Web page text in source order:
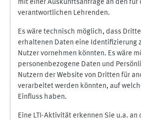
mit einer Auskunftsanfrage an den für
verantwortlichen Lehrenden.
Es wäre technisch möglich, dass
erhaltenen Daten eine Identifizierung
Nutzer vornehmen könnten. Es wäre
personenbezogene Daten und
Nutzern der Website von Dritten für
verarbeitet werden könnten, auf
Einfluss haben.
Eine LTI-Aktivität erkennen Sie u.a. an